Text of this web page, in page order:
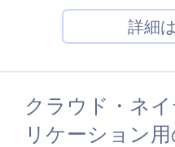
詳細
クラウド・ネイ
リケーション用